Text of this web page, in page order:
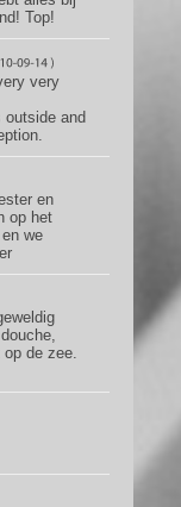
Top!
very
and
en
op het
we
de zee.